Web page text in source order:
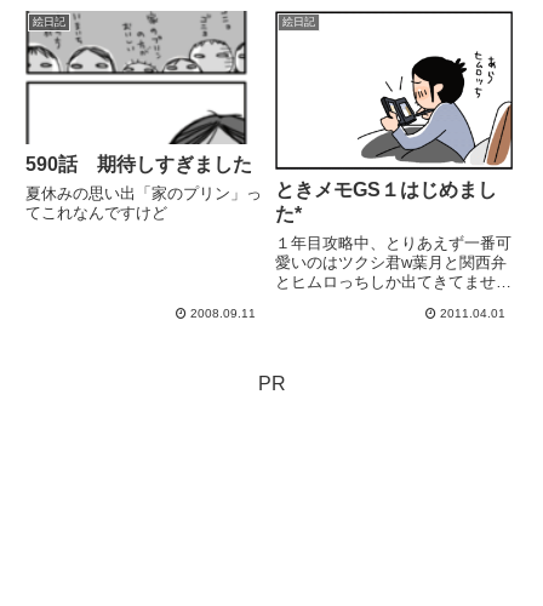
絵日記
590話 期待しすぎました
夏休みの思い出「家のプリン」っ
てこれなんですけど
2008.09.11
絵日記
ときメモGS１はじめまし
た*
１年目攻略中、とりあえず一番可
愛いのはツクシ君w葉月と関西弁
とヒムロっちしか出てきてませ
が 私より年下だと知って軽くシ
ここんとこ女子力がダダ下がり...
2011.04.01
PR